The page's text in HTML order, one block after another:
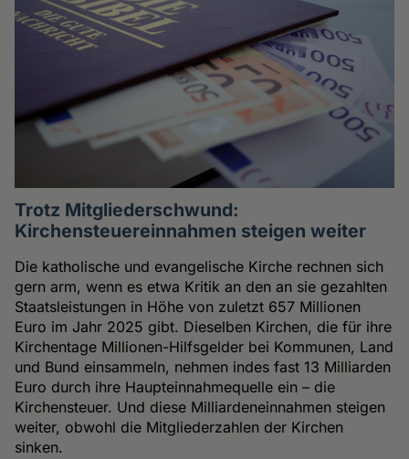
Trotz Mitgliederschwund:
Kirchensteuereinnahmen steigen weiter
Die katholische und evangelische Kirche rechnen sich
gern arm, wenn es etwa Kritik an den an sie gezahlten
Staatsleistungen in Höhe von zuletzt 657 Millionen
Euro im Jahr 2025 gibt. Dieselben Kirchen, die für ihre
Kirchentage Millionen-Hilfsgelder bei Kommunen, Land
und Bund einsammeln, nehmen indes fast 13 Milliarden
Euro durch ihre Haupteinnahmequelle ein – die
Kirchensteuer. Und diese Milliardeneinnahmen steigen
weiter, obwohl die Mitgliederzahlen der Kirchen
sinken.